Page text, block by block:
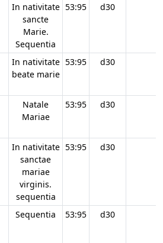
In nativitate
sancte
Marie.
Sequentia
53:95 d30
In nativitate
beate marie
53:95 d30
Natale
Mariae
53:95 d30
In nativitate
sanctae
mariae
virginis.
sequentia
53:95 d30
Sequentia 53:95 d30